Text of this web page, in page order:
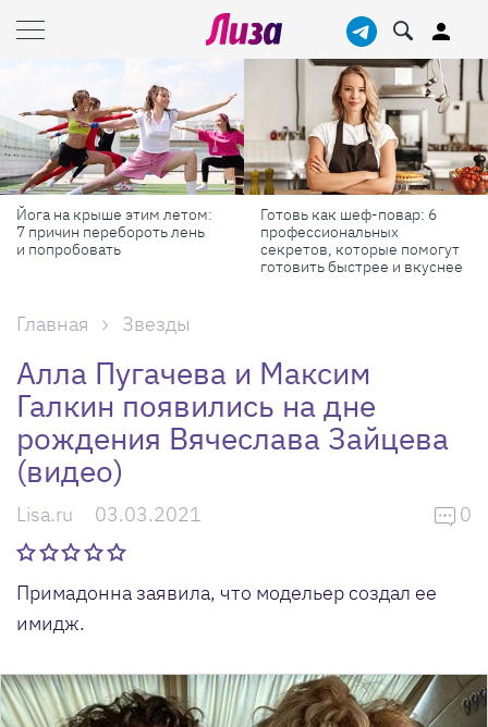
Йога на крыше этим летом:
7 причин перебороть лень
и попробовать
Готовь как шеф-повар: 6
профессиональных
секретов, которые помогут
готовить быстрее и вкуснее
Главная Звезды
Алла Пугачева и Максим
Галкин появились на дне
рождения Вячеслава Зайцева
(видео)
Lisa.ru 03.03.2021 0
Примадонна заявила, что модельер создал ее
имидж.